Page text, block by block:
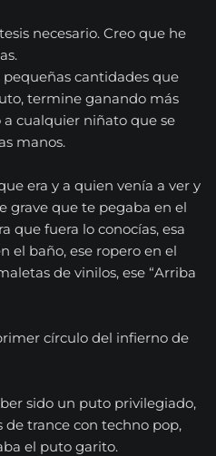
necesario. Creo que he
pequeñas cantidades que
termine ganando más
cualquier niñato que se
manos.
era y a quien venía a ver y
grave que te pegaba en el
que fuera lo conocías, esa
el baño, ese ropero en el
de vinilos, ese “Arriba
círculo del infierno de
sido un puto privilegiado,
de trance con techno pop,
el puto garito.